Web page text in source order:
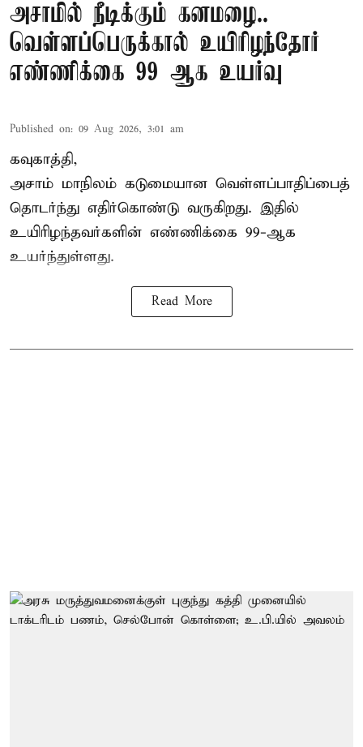
அசாமில் நீடிக்கும் கனமழை..
வெள்ளப்பெருக்கால் உயிரிழந்தோர்
எண்ணிக்கை 99 ஆக உயர்வு
Published on: 09 Aug 2026, 3:01 am
கவுகாத்தி,
அசாம் மாநிலம் கடுமையான வெள்ளப்பாதிப்பைத்
தொடர்ந்து எதிர்கொண்டு வருகிறது. இதில்
உயிரிழந்தவர்களின் எண்ணிக்கை 99-ஆக
உயர்ந்துள்ளது.
Read More